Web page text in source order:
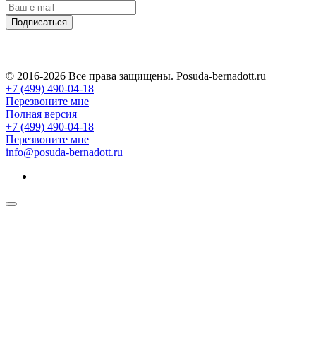
Подписаться
© 2016-2026 Все права защищены. Posuda-bernadott.ru
+7 (499) 490-04-18
Перезвоните мне
Полная версия
+7 (499) 490-04-18
Перезвоните мне
info@posuda-bernadott.ru